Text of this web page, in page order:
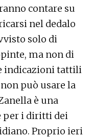
contare su
nel dedalo
solo di
ma non di
indicazioni tattili
può usare la
è una
per i diritti dei
Proprio ieri